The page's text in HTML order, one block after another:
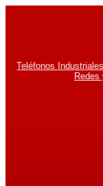
Teléfonos Industriales
Redes